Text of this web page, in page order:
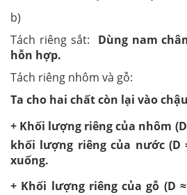
b)
Tách riêng sắt:
Dùng nam
hỗn hợp.
Tách riêng nhôm và gỗ:
Ta cho hai chất còn lại vào
+ Khối lượng riêng của nhôm
khối lượng riêng của nước (D
xuống.
+ Khối lượng riêng của gỗ (D